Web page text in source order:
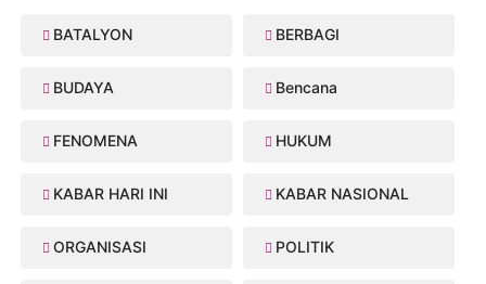
BATALYON BERBAGI
BUDAYA Bencana
FENOMENA HUKUM
KABAR HARI INI KABAR NASIONAL
ORGANISASI POLITIK